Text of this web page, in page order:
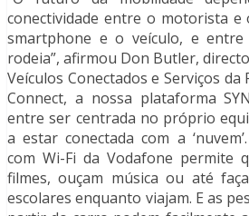
conectividade entre o motorista e
smartphone e o veículo, e
rodeia”, afirmou Don Butler,
Veículos Conectados e Serviços da
Connect, a nossa plataforma
entre ser centrada no próprio
a estar conectada com a
com Wi-Fi da Vodafone permite
filmes, ouçam música ou até
escolares enquanto viajam. E as